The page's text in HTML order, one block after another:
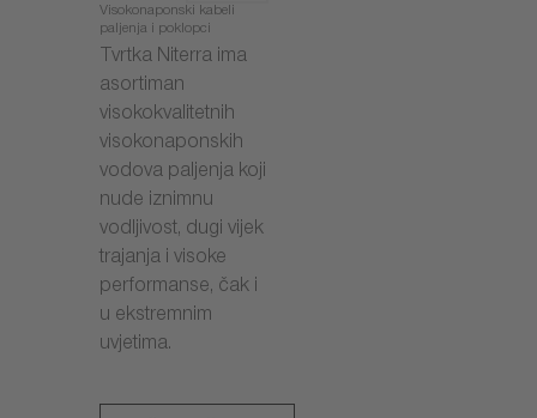
Visokonaponski kabeli
paljenja i poklopci
Tvrtka Niterra ima
asortiman
visokokvalitetnih
visokonaponskih
vodova paljenja koji
nude iznimnu
vodljivost, dugi vijek
trajanja i visoke
performanse, čak i
u ekstremnim
uvjetima.